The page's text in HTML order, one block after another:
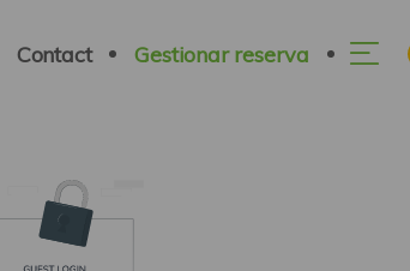
Contact Gestionar reserva